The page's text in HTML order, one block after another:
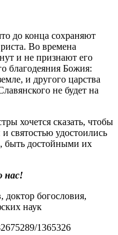
до конца сохраняют
Во времена
и не признают его
благодеяния Божия:
и другого царства
не будет на
хочется сказать, чтобы
святостью удостоились
быть достойными их
нас!
богословия,
наук
1365326